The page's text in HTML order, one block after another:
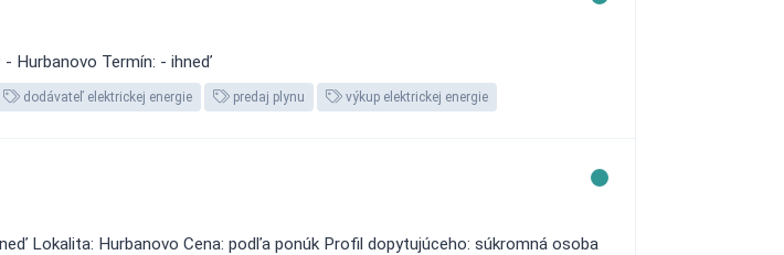
Hurbanovo Termín: - ihneď
dodávateľ elektrickej energie predaj plynu výkup elektrickej energie
Lokalita: Hurbanovo Cena: podľa ponúk Profil dopytujúceho: súkromná osoba